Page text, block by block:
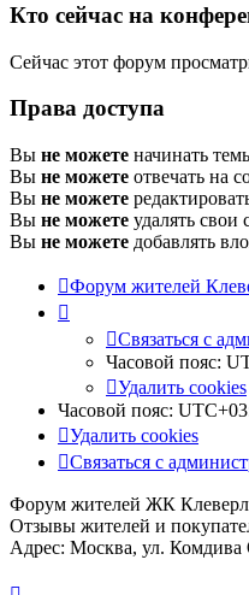
Кто сейчас на
Сейчас этот форум
Права доступа
Вы не можете начинать
Вы не можете отвечать на
Вы не можете
Вы не можете удалять свои
Вы не можете добавлять
Форум жителей
Связаться с
Часовой пояс:
Удалить cookies
Часовой пояс:
Удалить cookies
Связаться с
Форум жителей ЖК
Отзывы жителей и
Адрес: Москва, ул. Комдива